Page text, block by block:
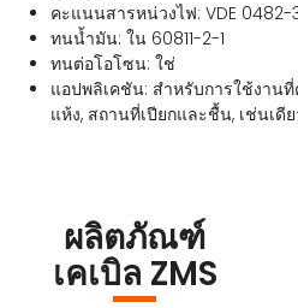
คะแนนสารหน่วงไฟ: VDE 0482-
ทนน้ำมัน: ใน 60811-2-1
ทนต่อโอโซน: ใช่
แอปพลิเคชัน: สำหรับการใช้งาน
แห้ง, สถานที่เปียกและชื้น, เช่นเดี
ผลิตภัณฑ์
เคเบิล ZMS